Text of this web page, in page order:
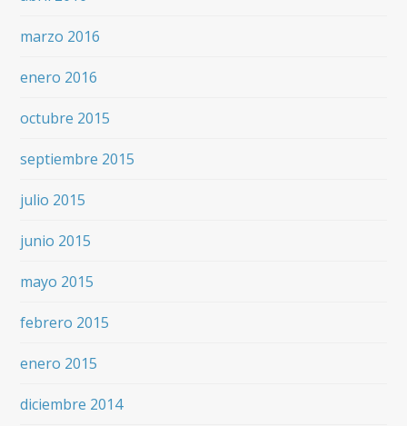
marzo 2016
enero 2016
octubre 2015
septiembre 2015
julio 2015
junio 2015
mayo 2015
febrero 2015
enero 2015
diciembre 2014